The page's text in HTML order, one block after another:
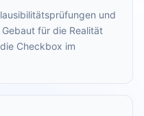
und
für die Realität
Checkbox im